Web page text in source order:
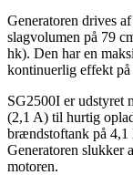
Generatoren drives
slagvolumen på 79
hk). Den har en
kontinuerlig effekt
SG2500I er udstyret
(2,1 A) til hurtig
brændstoftank på 4,1
Generatoren slukker
motoren.